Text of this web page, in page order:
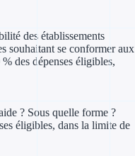
Subventions
Concours
des établissements
souhaitant se conformer aux
des dépenses éligibles,
? Sous quelle forme ?
éligibles, dans la limite de